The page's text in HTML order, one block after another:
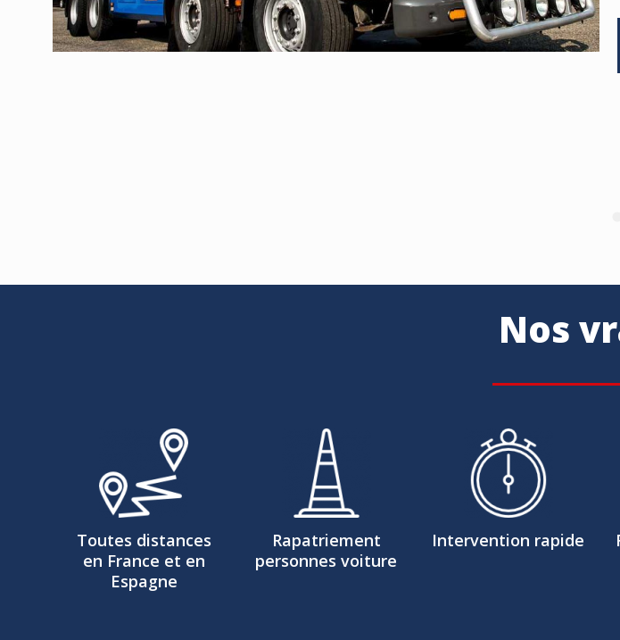
Nos
Toutes distances
en France et en
Espagne
Rapatriement
personnes voiture
Intervention rapide